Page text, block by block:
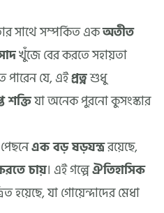
সাথে সম্পর্কিত একঅতীত
খুঁজে বের করতে সহায়তা
পারেন যে, এইপ্রত্নশুধু
শক্তিযা অনেক পুরনো কুসংস্কার
এক বড় ষড়যন্ত্ররয়েছে,
চায়। এই গল্পেঐতিহাসিক
হয়েছে, যা গোয়েন্দাদের মেধা